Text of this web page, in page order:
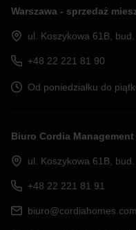
Warszawa - sprzedaż
ul. Koszykowa 61B,
+48 22 221 81 90
Od poniedziałku do
Biuro Cordia
ul. Koszykowa 61B, bud.
+48 22 221 81 91
biuro@cordiahomes.com